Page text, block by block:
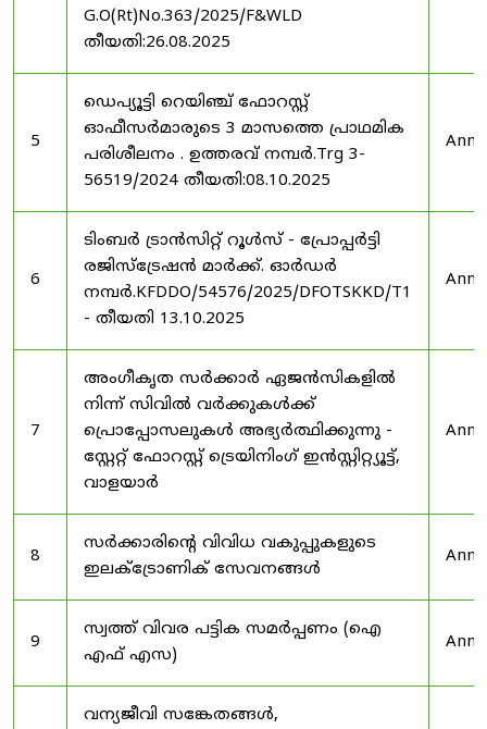
G.O(Rt)No.363/2025/F&WLD
തീയതി:26.08.2025
5
ഡെപ്യൂട്ടി റെയിഞ്ച് ഫോറസ്റ്റ്
ഓഫീസർമാരുടെ 3 മാസത്തെ പ്രാഥമിക
പരിശീലനം . ഉത്തരവ് നമ്പർ.Trg 3-
56519/2024 തീയതി:08.10.2025
6
ടിംബർ ട്രാൻസിറ്റ് റൂൾസ് - പ്രോപ്പർട്ടി
രജിസ്ട്രേഷൻ മാർക്ക്. ഓർഡർ
നമ്പർ.KFDDO/54576/2025/DFOTSKKD/T1
- തീയതി 13.10.2025
7
അംഗീകൃത സർക്കാർ ഏജൻസികളിൽ
നിന്ന് സിവിൽ വർക്കുകൾക്ക്
പ്രൊപ്പോസലുകൾ അഭ്യർത്ഥിക്കുന്നു -
സ്റ്റേറ്റ് ഫോറസ്റ്റ് ട്രെയിനിംഗ് ഇൻസ്റ്റിറ്റ്യൂട്ട്,
വാളയാർ
8
സർക്കാരിന്റെ വിവിധ വകുപ്പുകളുടെ
ഇലക്ട്രോണിക് സേവനങ്ങൾ
9
സ്വത്ത് വിവര പട്ടിക സമർപ്പണം (ഐ
എഫ് എസ)
വന്യജീവി സങ്കേതങ്ങൾ,